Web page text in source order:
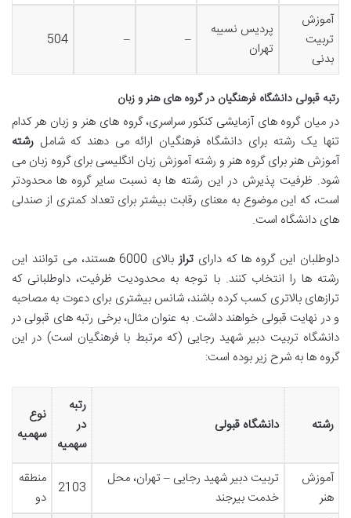
آموزش
تربیت
بدنی
پردیس نسیبه
تهران
–
–
504
رتبه قبولی دانشگاه فرهنگیان در گروه های هنر و زبان
در میان گروه های آزمایشی کنکور سراسری، گروه های هنر و زبان هر کدام
تنها یک رشته برای دانشگاه فرهنگیان ارائه می دهند که شامل رشته
آموزش هنر برای گروه هنر و رشته آموزش زبان انگلیسی برای گروه زبان می
شود. ظرفیت پذیرش در این رشته ها به نسبت سایر گروه ها محدودتر
است، که این موضوع به معنای رقابت بیشتر برای تعداد کمتری از صندلی
های دانشگاه است.
داوطلبان این گروه ها که دارای تراز
بالای 6000 هستند، می توانند این
رشته ها را انتخاب کنند. با توجه به محدودیت ظرفیت، داوطلبانی که
ترازهای بالاتری کسب کرده باشند، شانس بیشتری برای دعوت به مصاحبه
و در نهایت قبولی خواهند داشت. به عنوان مثال، برخی رتبه های قبولی در
دانشگاه تربیت دبیر شهید رجایی (که مرتبط با فرهنگیان است) در این
گروه ها به شرح زیر بوده است:
رشته دانشگاه قبولی
رتبه
در
سهمیه
نوع
سهمیه
آموزش
هنر
تربیت دبیر شهید رجایی – تهران، محل
خدمت بیرجند
2103
منطقه
دو